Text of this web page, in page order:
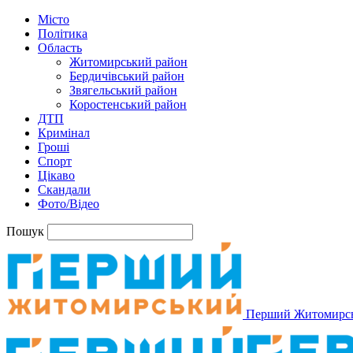
Місто
Політика
Область
Житомирський район
Бердичівський район
Звягельський район
Коростенський район
ДТП
Кримінал
Гроші
Спорт
Цікаво
Скандали
Фото/Відео
Пошук
Перший